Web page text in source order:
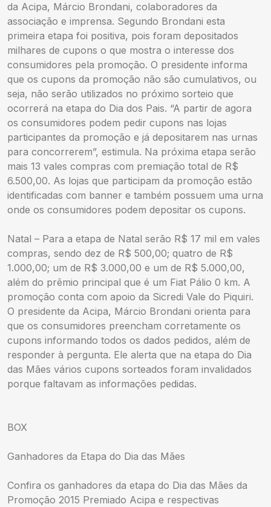
da Acipa, Márcio Brondani, colaboradores da
associação e imprensa. Segundo Brondani esta
primeira etapa foi positiva, pois foram depositados
milhares de cupons o que mostra o interesse dos
consumidores pela promoção. O presidente informa
que os cupons da promoção não são cumulativos, ou
seja, não serão utilizados no próximo sorteio que
ocorrerá na etapa do Dia dos Pais. “A partir de agora
os consumidores podem pedir cupons nas lojas
participantes da promoção e já depositarem nas urnas
para concorrerem”, estimula. Na próxima etapa serão
mais 13 vales compras com premiação total de R$
6.500,00. As lojas que participam da promoção estão
identificadas com banner e também possuem uma urna
onde os consumidores podem depositar os cupons.
Natal – Para a etapa de Natal serão R$ 17 mil em vales
compras, sendo dez de R$ 500,00; quatro de R$
1.000,00; um de R$ 3.000,00 e um de R$ 5.000,00,
além do prêmio principal que é um Fiat Pálio 0 km. A
promoção conta com apoio da Sicredi Vale do Piquiri.
O presidente da Acipa, Márcio Brondani orienta para
que os consumidores preencham corretamente os
cupons informando todos os dados pedidos, além de
responder à pergunta. Ele alerta que na etapa do Dia
das Mães vários cupons sorteados foram invalidados
porque faltavam as informações pedidas.
BOX
Ganhadores da Etapa do Dia das Mães
Confira os ganhadores da etapa do Dia das Mães da
Promoção 2015 Premiado Acipa e respectivas